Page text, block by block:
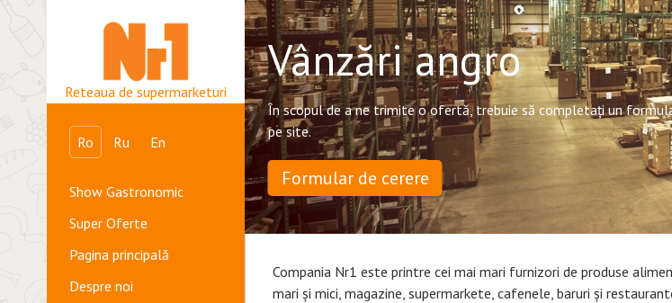
Reteaua de supermarketuri
Ro Ru En
Show Gastronomic
Super Oferte
Pagina principală
Despre noi
Vânzări angro
În scopul de a ne trimite o ofertă, trebuie să completați un
pe site.
Formular de cerere
Compania Nr1 este printre cei mai mari furnizori de produse
mari și mici, magazine, supermarkete, cafenele, baruri și